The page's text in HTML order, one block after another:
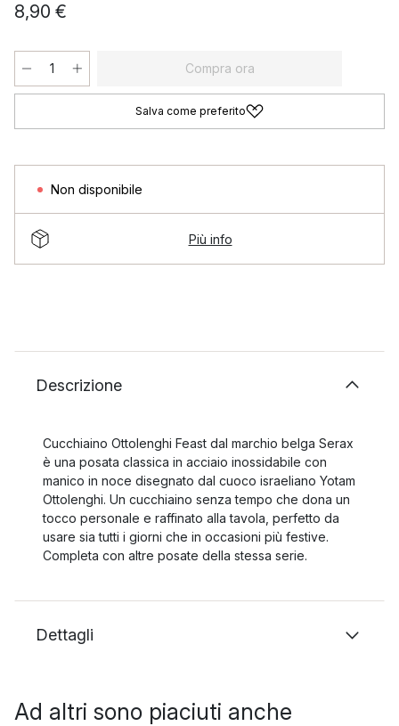
8,90 €
Compra ora
Salva come preferito
Non disponibile
Più info
Descrizione
Cucchiaino Ottolenghi Feast dal marchio belga Serax
è una posata classica in acciaio inossidabile con
manico in noce disegnato dal cuoco israeliano Yotam
Ottolenghi. Un cucchiaino senza tempo che dona un
tocco personale e raffinato alla tavola, perfetto da
usare sia tutti i giorni che in occasioni più festive.
Completa con altre posate della stessa serie.
Dettagli
Ad altri sono piaciuti anche